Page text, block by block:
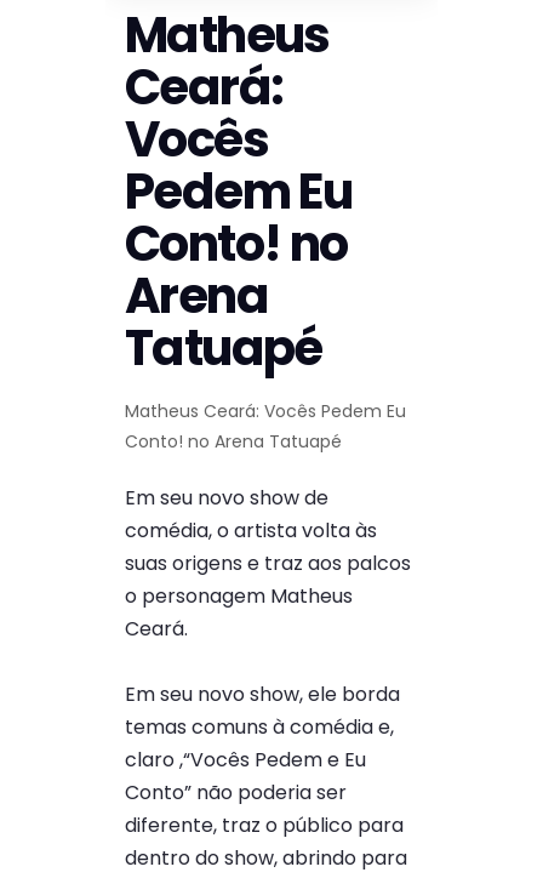
Matheus
Ceará:
Vocês
Pedem Eu
Conto! no
Arena
Tatuapé
Matheus Ceará: Vocês Pedem Eu
Conto! no Arena Tatuapé
Em seu novo show de
comédia, o artista volta às
suas origens e traz aos palcos
o personagem Matheus
Ceará.
Em seu novo show, ele borda
temas comuns à comédia e,
claro ,“Vocês Pedem e Eu
Conto” não poderia ser
diferente, traz o público para
dentro do show, abrindo para